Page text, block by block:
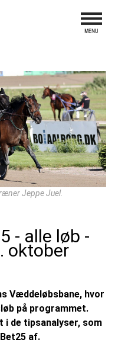
Jeppe Juel.
- alle løb -
oktober
Væddeløbsbane, hvor
på programmet.
i de tipsanalyser, som
af.